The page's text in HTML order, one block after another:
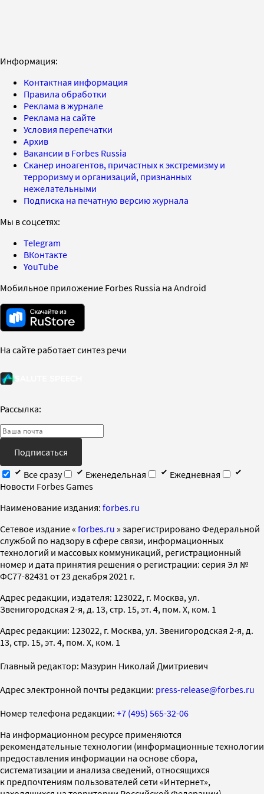
Информация:
Контактная информация
Правила обработки
Реклама в журнале
Реклама на сайте
Условия перепечатки
Архив
Вакансии в Forbes Russia
Сканер иноагентов, причастных к экстремизму и
терроризму и организаций, признанных
нежелательными
Подписка на печатную версию журнала
Мы в соцсетях:
Telegram
ВКонтакте
YouTube
Мобильное приложение Forbes Russia на Android
На сайте работает синтез речи
Рассылка:
Подписаться
Все сразу
Еженедельная
Ежедневная
Новости Forbes Games
Наименование издания: forbes.ru
Cетевое издание « forbes.ru » зарегистрировано Федеральной
службой по надзору в сфере связи, информационных
технологий и массовых коммуникаций, регистрационный
номер и дата принятия решения о регистрации: серия Эл №
ФС77-82431 от 23 декабря 2021 г.
Адрес редакции, издателя: 123022, г. Москва, ул.
Звенигородская 2-я, д. 13, стр. 15, эт. 4, пом. X, ком. 1
Адрес редакции: 123022, г. Москва, ул. Звенигородская 2-я, д.
13, стр. 15, эт. 4, пом. X, ком. 1
Главный редактор: Мазурин Николай Дмитриевич
Адрес электронной почты редакции: press-release@forbes.ru
Номер телефона редакции: +7 (495) 565-32-06
На информационном ресурсе применяются
рекомендательные технологии (информационные технологии
предоставления информации на основе сбора,
систематизации и анализа сведений, относящихся
к предпочтениям пользователей сети «Интернет»,